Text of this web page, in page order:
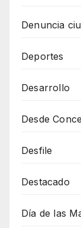
Denuncia
Deportes
Desarrollo
Desde
Desfile
Destacado
Día de las